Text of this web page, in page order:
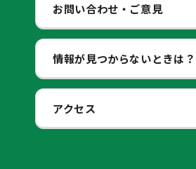
お問い合わせ・ご意見
情報が見つからないときは？
アクセス